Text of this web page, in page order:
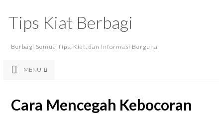
Tips Kiat Berbagi
Berbagi Semua Tips, Kiat, dan Informasi Berguna
MENU
Cara Mencegah Kebocoran